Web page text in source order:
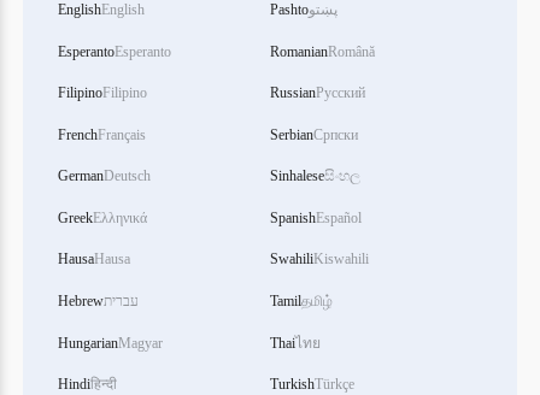
EnglishEnglish
EsperantoEsperanto
FilipinoFilipino
FrenchFrançais
GermanDeutsch
GreekΕλληνικά
HausaHausa
Hebrewעברית
HungarianMagyar
Hindiहिन्दी
Pashtoپښتو
RomanianRomână
RussianРусский
SerbianСрпски
Sinhaleseසිංහල
SpanishEspañol
SwahiliKiswahili
Tamilதமிழ்
Thaiไทย
TurkishTürkçe